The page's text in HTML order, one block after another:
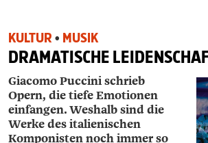
KULTUR • MUSIK
DRAMATISCHE
Giacomo ­Puccini schrieb
Opern, die tiefe Emotionen
einfangen. Weshalb sind die
Werke des italienischen
Komponisten noch immer so